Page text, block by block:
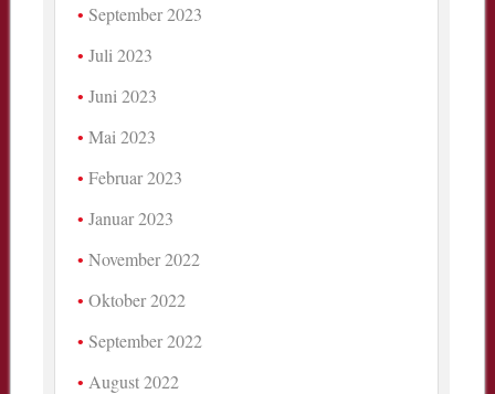
September 2023
Juli 2023
Juni 2023
Mai 2023
Februar 2023
Januar 2023
November 2022
Oktober 2022
September 2022
August 2022